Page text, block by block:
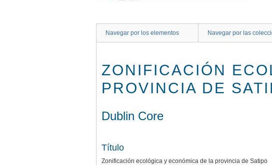
Navegar por los elementos Navegar por las
ZONIFICACIÓN
PROVINCIA DE
Dublin Core
Título
Zonificación ecológica y económica de la provincia de Satipo